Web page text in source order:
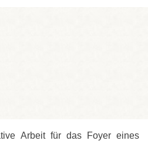
Arbeit für das Foyer eines